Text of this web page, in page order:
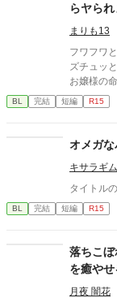
らヤら
まりも13
フワフワ
ズチュッと
お嬢様の
た、ちょっとアホな
しています
BL 完結 短編 R15
オメガ
キサラギ
タイトル
BL 完結 短編 R15
落ちこ
を癒や
ます
月夜 闇花